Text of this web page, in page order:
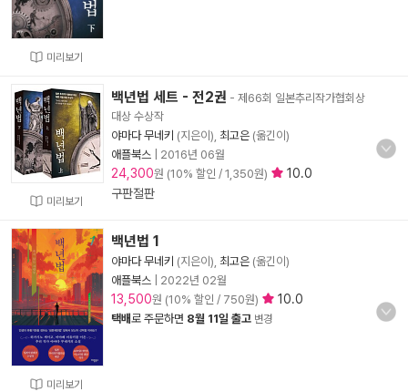
미리보기
미리보기
백년법 세트 - 전2권 - 제66회 일본추리작가협회상
대상 수상작
야마다 무네키 (지은이), 최고은 (옮긴이)
애플북스
2016년 06월
24,300원 (10% 할인 / 1,350원)
10.0
구판절판
미리보기
백년법 1
야마다 무네키 (지은이), 최고은 (옮긴이)
애플북스
2022년 02월
13,500원 (10% 할인 / 750원) 10.0
택배로 주문하면 8월 11일 출고 변경